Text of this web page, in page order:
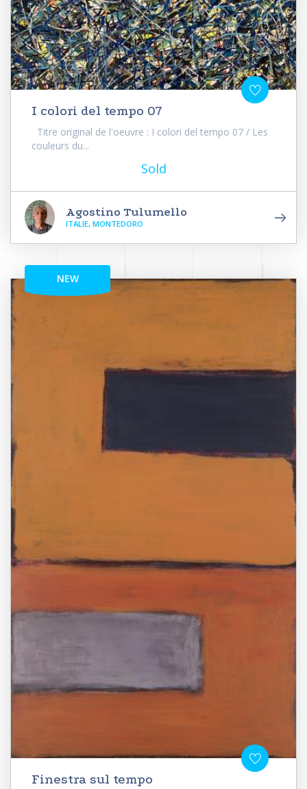
I colori del tempo 07
Titre original de l'oeuvre : I colori del tempo 07 / Les
couleurs du...
Sold
Agostino Tulumello
ITALIE, MONTEDORO
NEW
Finestra sul tempo